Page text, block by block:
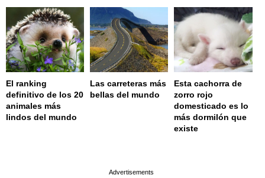
El ranking
definitivo de los 20
animales más
lindos del mundo
Las carreteras más
bellas del mundo
Esta cachorra de
zorro rojo
domesticado es lo
más dormilón que
existe